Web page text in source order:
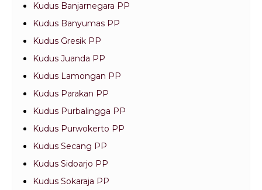
Kudus Banjarnegara PP
Kudus Banyumas PP
Kudus Gresik PP
Kudus Juanda PP
Kudus Lamongan PP
Kudus Parakan PP
Kudus Purbalingga PP
Kudus Purwokerto PP
Kudus Secang PP
Kudus Sidoarjo PP
Kudus Sokaraja PP